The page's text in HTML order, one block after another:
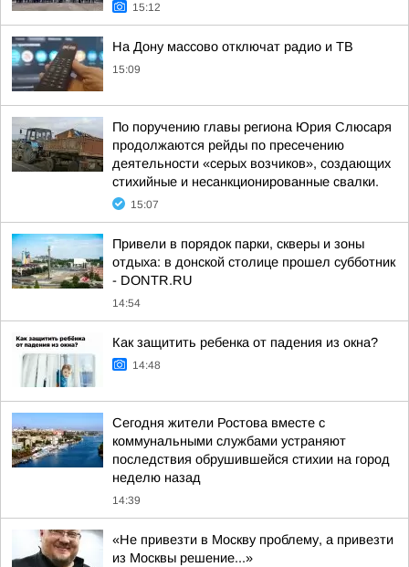
15:12
На Дону массово отключат радио и ТВ
15:09
По поручению главы региона Юрия Слюсаря
продолжаются рейды по пресечению
деятельности «серых возчиков», создающих
стихийные и несанкционированные свалки.
15:07
Привели в порядок парки, скверы и зоны
отдыха: в донской столице прошел субботник
- DONTR.RU
14:54
Как защитить ребенка от падения из окна?
14:48
Сегодня жители Ростова вместе с
коммунальными службами устраняют
последствия обрушившейся стихии на город
неделю назад
14:39
«Не привезти в Москву проблему, а привезти
из Москвы решение...»